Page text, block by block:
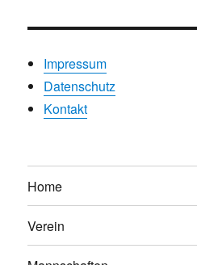
Impressum
Datenschutz
Kontakt
Home
Verein